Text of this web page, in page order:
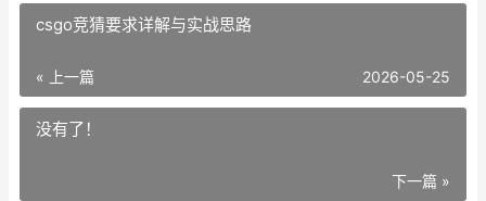
csgo竞猜要求详解与实战思路
« 上一篇 2026-05-25
没有了！
下一篇 »